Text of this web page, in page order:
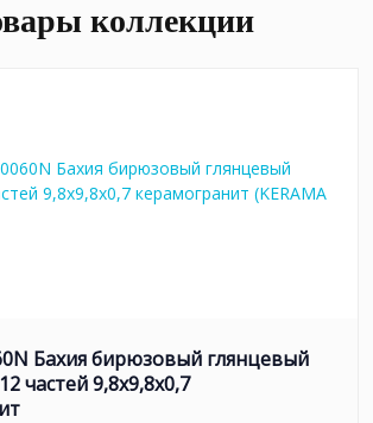
коллекции
Бахия бирюзовый глянцевый
частей 9,8x9,8x0,7